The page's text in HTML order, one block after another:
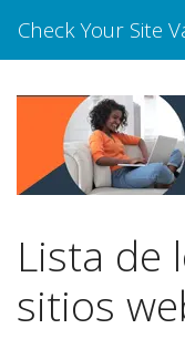
Check Your Site
Lista de
sitios